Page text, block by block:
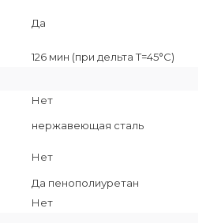
Да
126 мин (при дельта T=45°C)
Нет
нержавеющая сталь
Нет
Да пенополиуретан
Нет